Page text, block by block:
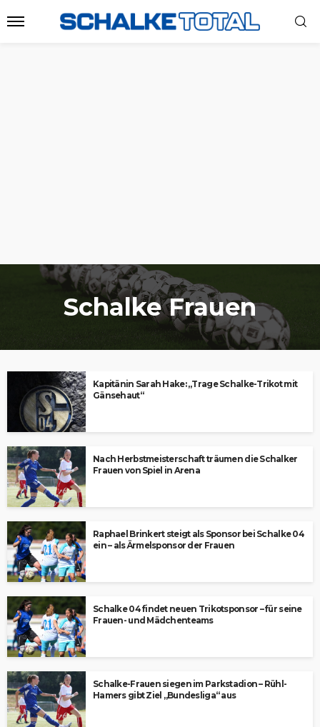
Schalke Frauen
Kapitänin Sarah Hake: „Trage Schalke-Trikot mit
Gänsehaut“
Nach Herbstmeisterschaft träumen die Schalker
Frauen von Spiel in Arena
Raphael Brinkert steigt als Sponsor bei Schalke 04
ein – als Ärmelsponsor der Frauen
Schalke 04 findet neuen Trikotsponsor – für seine
Frauen- und Mädchenteams
Schalke-Frauen siegen im Parkstadion – Rühl-
Hamers gibt Ziel „Bundesliga“ aus